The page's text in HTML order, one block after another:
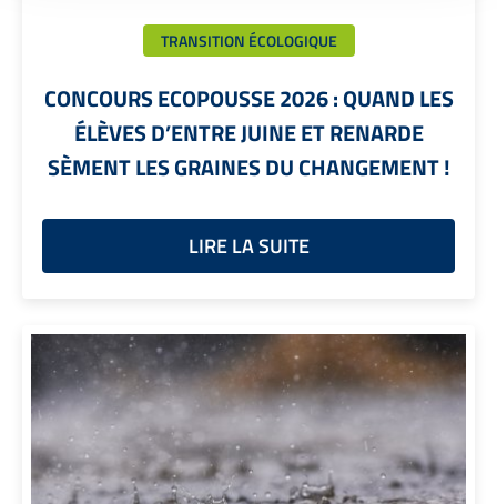
TRANSITION ÉCOLOGIQUE
CONCOURS ECOPOUSSE 2026 : QUAND LES
ÉLÈVES D’ENTRE JUINE ET RENARDE
SÈMENT LES GRAINES DU CHANGEMENT !
LIRE LA SUITE